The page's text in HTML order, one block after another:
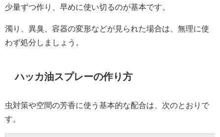
少量ずつ作り、早めに使い切るのが基本です。
濁り、異臭、容器の変形などが見られた場合は、無理に使
わず処分しましょう。
ハッカ油スプレーの作り方
虫対策や空間の芳香に使う基本的な配合は、次のとおりで
す。